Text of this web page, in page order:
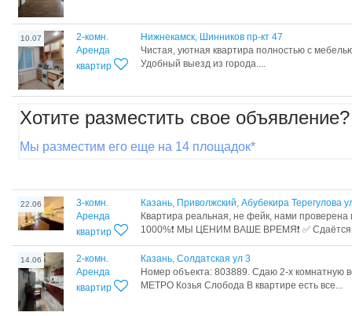
10.07
2-комн.
Аренда
квартир
Нижнекамск, Шинников пр-кт 47
Чистая, уютная квартира полностью с
Удобный выезд из города....
Хотите разместить свое объявление?
Мы разместим его еще на 14 площадок*
22.06
3-комн.
Аренда
квартир
Казань, Приволжский, Абубекира Терегулова
Квартира реальная, не фейк, нами проверена
1000%❗ МЫ ЦЕНИМ ВАШЕ ВРЕМЯ❗ ✅ Сдаётся
14.06
2-комн.
Аренда
квартир
Казань, Солдатская ул 3
Номер объекта: 803889. Сдаю 2-х комнатную
МЕТРО Козья Слобода В квартире есть все...